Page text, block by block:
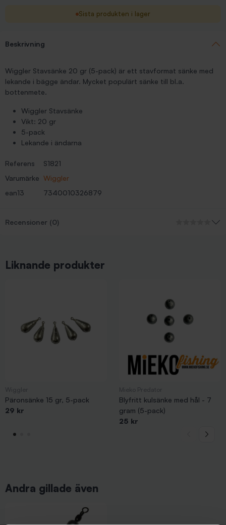
Sista produkten i lager
Beskrivning
Wiggler Stavsänke 20 gr (5-pack) är ett stavformat sänke med
lekande i bägge ändar. Mycket populärt sänke till bl.a.
bottenmete.
Wiggler Stavsänke
Vikt: 20 gr
5-pack
Lekande i ändarna
Referens
S1821
Varumärke Wiggler
ean13
7340010326879
Recensioner (0)
Liknande produkter
Päronsänke 15 gr, 5-pack
29 kr
Blyfritt kulsänke med hål - 7
gram (5-pack)
25 kr
Andra gillade även